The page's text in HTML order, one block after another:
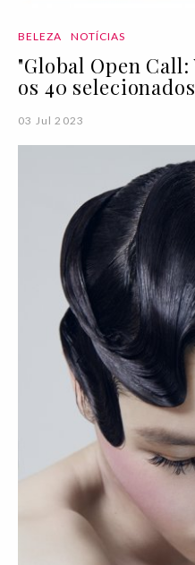
BELEZA NOTÍCIAS
"Global Open
os 40 selecionados
03 Jul 2023